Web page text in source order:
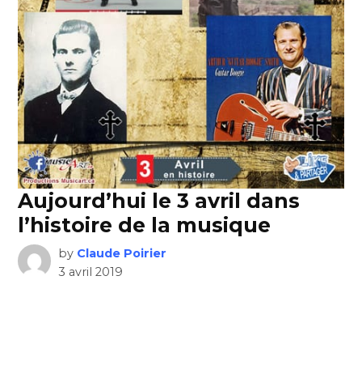
Aujourd’hui le 3 avril dans
l’histoire de la musique
by Claude Poirier
3 avril 2019